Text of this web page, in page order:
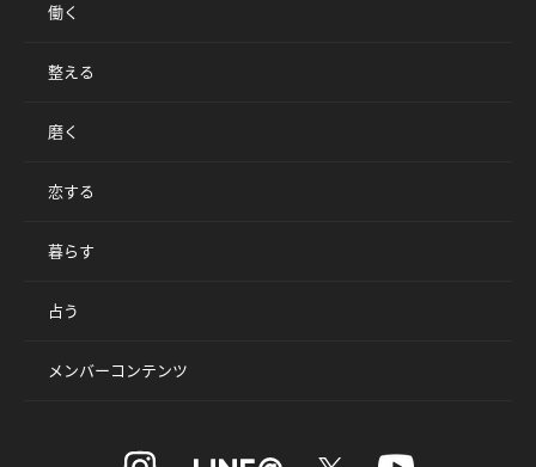
働く
整える
磨く
恋する
暮らす
占う
メンバーコンテンツ